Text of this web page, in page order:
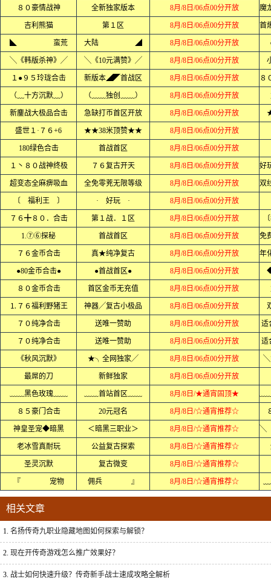
８０豪情战神 全新独家版本 8月/8日/06点00分开放
吉利熊猫 第１区 8月/8日/06点00分开放
◣ 蛮荒 大陆 ◢ 8月/8日/06点00分开放
╲《韩版杀神》╱ ╲《10元满赞》╱ 8月/8日/06点00分开放
１●９５玲珑合击 新版本◢◤首战区 8月/8日/06点00分开放
（﹏十方沉默﹏） （﹏﹏独创﹏﹏） 8月/8日/06点00分开放
新鏖战大极品合击 急缺打币首区开放 8月/8日/06点00分开放
盛世１·７６+6 ★★38米顶赞★★ 8月/8日/06点00分开放
180绿色合击 首战首区 8月/8日/06点00分开放
１丶８０战神终极 ７６复古开天 8月/8日/06点00分开放
超变态全麻痹吸血 全免零茺无限等级 8月/8日/06点00分开放
〔 福利王 〕 · 好玩 · 8月/8日/06点00分开放
７６╋８０．合击 第１战．１区 8月/8日/06点00分开放
1.⑦⑥探秘 首战首区 8月/8日/06点00分开放
７６金币合击 真★纯净复古 8月/8日/06点00分开放
●80金币合击● ●首战首区● 8月/8日/06点00分开放
８０金币合击 首区金币无充值 8月/8日/06点00分开放
⒈７６福利野猪王 神器╱复古小极品 8月/8日/06点00分开放
７０纯净合击 送唯一赞助 8月/8日/06点00分开放 适
７０纯净合击 送唯一赞助 8月/8日/06点00分开放 适
《秋风沉默》 ★╮全网独家╱ 8月/8日/06点00分开放 ╲
最屌的刀 新鲜独家 8月/8日/06点00分开放
﹏﹏黑色玫瑰﹏﹏ ﹏﹏首站首区﹏﹏ 8月/8日/★通宵固顶★
８５豪门合击 20元冠名 8月/8日/☆通宵推荐☆
神皇圣宠◆暗黑 ＜暗黑三职业＞ 8月/8日/☆通宵推荐☆
老冰雪真耐玩 公益复古探索 8月/8日/☆通宵推荐☆
圣灵沉默 复古微变 8月/8日/☆通宵推荐☆
『 宠物 佣兵 』 8月/8日/☆通宵推荐☆
相关文章
1. 名扬传奇九职业隐藏地图如何探索与解锁？
2. 现在开传奇游戏怎么推广效果好？
3. 战士如何快速升级？传奇新手战士速成攻略全解析